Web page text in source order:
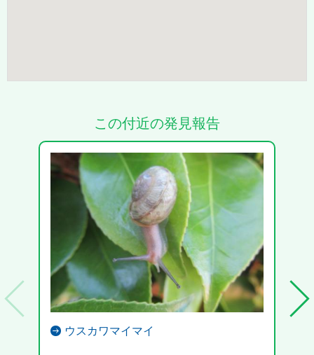
この付近の発見報告
ウスカワマイマイ